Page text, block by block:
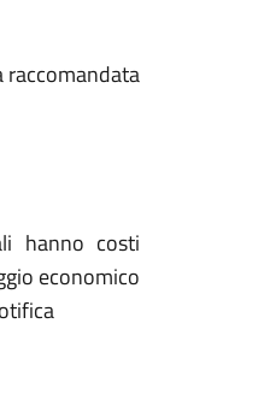
hanno costi
economico